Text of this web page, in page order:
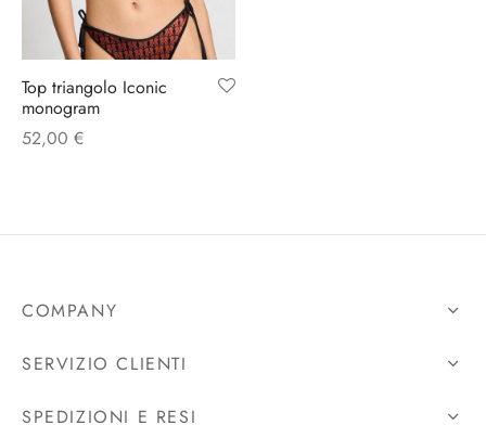
Top triangolo Iconic
monogram
52,00 €
COMPANY
SERVIZIO CLIENTI
SPEDIZIONI E RESI